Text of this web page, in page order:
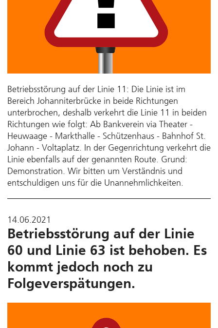
Betriebsstörung auf der Linie 11: Die Linie ist im
Bereich Johanniterbrücke in beide Richtungen
unterbrochen, deshalb verkehrt die Linie 11 in beiden
Richtungen wie folgt: Ab Bankverein via Theater -
Heuwaage - Markthalle - Schützenhaus - Bahnhof St.
Johann - Voltaplatz. In der Gegenrichtung verkehrt die
Linie ebenfalls auf der genannten Route. Grund:
Demonstration. Wir bitten um Verständnis und
entschuldigen uns für die Unannehmlichkeiten.
14.06.2021
Betriebsstörung auf der Linie
60 und Linie 63 ist behoben. Es
kommt jedoch noch zu
Folgeverspätungen.